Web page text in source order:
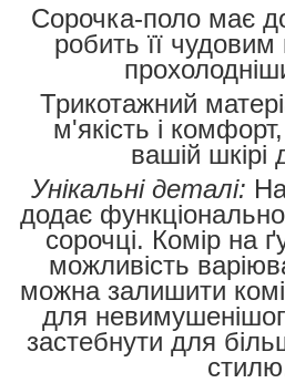
Сорочка-поло має
робить її
Трикотажний
м'якість і
вашій шкірі
Унікальні деталі:
додає
сорочці. Комір на
можливість
можна залишити
для
застебнути для